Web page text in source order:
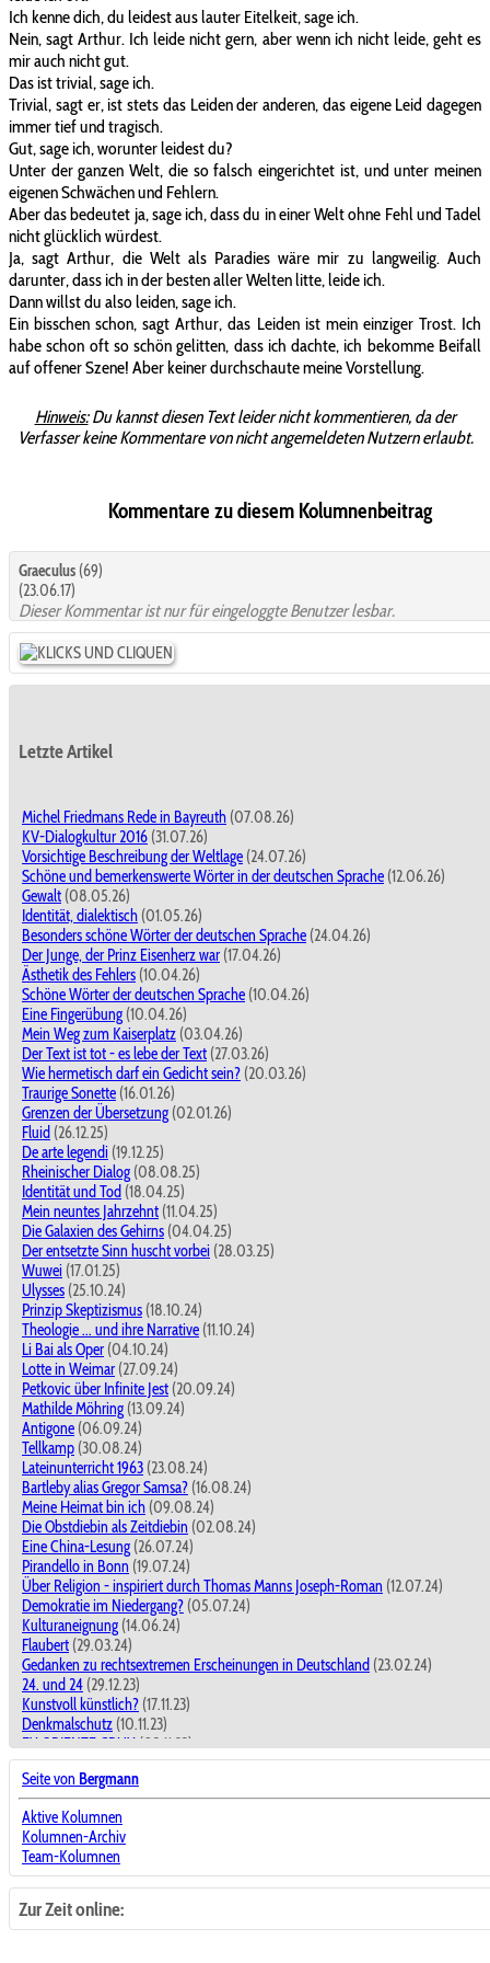
Ich kenne dich, du leidest aus lauter Eitelkeit, sage ich.
Nein, sagt Arthur. Ich leide nicht gern, aber wenn ich nicht leide, geht es
mir auch nicht gut.
Das ist trivial, sage ich.
Trivial, sagt er, ist stets das Leiden der anderen, das eigene Leid dagegen
immer tief und tragisch.
Gut, sage ich, worunter leidest du?
Unter der ganzen Welt, die so falsch eingerichtet ist, und unter meinen
eigenen Schwächen und Fehlern.
Aber das bedeutet ja, sage ich, dass du in einer Welt ohne Fehl und Tadel
nicht glücklich würdest.
Ja, sagt Arthur, die Welt als Paradies wäre mir zu langweilig. Auch
darunter, dass ich in der besten aller Welten litte, leide ich.
Dann willst du also leiden, sage ich.
Ein bisschen schon, sagt Arthur, das Leiden ist mein einziger Trost. Ich
habe schon oft so schön gelitten, dass ich dachte, ich bekomme Beifall
auf offener Szene! Aber keiner durchschaute meine Vorstellung.
Hinweis:Du kannst diesen Text leider nicht kommentieren, da der
Verfasser keine Kommentare von nicht angemeldeten Nutzern erlaubt.
Kommentare zu diesem Kolumnenbeitrag
Graeculus (69)
(23.06.17)
Dieser Kommentar ist nur für eingeloggte Benutzer lesbar.
Letzte Artikel
Michel Friedmans Rede in Bayreuth (07.08.26)
KV-Dialogkultur 2016 (31.07.26)
Vorsichtige Beschreibung der Weltlage (24.07.26)
Schöne und bemerkenswerte Wörter in der deutschen Sprache (12.06.26)
Gewalt (08.05.26)
Identität, dialektisch (01.05.26)
Besonders schöne Wörter der deutschen Sprache (24.04.26)
Der Junge, der Prinz Eisenherz war (17.04.26)
Ästhetik des Fehlers (10.04.26)
Schöne Wörter der deutschen Sprache (10.04.26)
Eine Fingerübung (10.04.26)
Mein Weg zum Kaiserplatz (03.04.26)
Der Text ist tot - es lebe der Text (27.03.26)
Wie hermetisch darf ein Gedicht sein? (20.03.26)
Traurige Sonette (16.01.26)
Grenzen der Übersetzung (02.01.26)
Fluid (26.12.25)
De arte legendi (19.12.25)
Rheinischer Dialog (08.08.25)
Identität und Tod (18.04.25)
Mein neuntes Jahrzehnt (11.04.25)
Die Galaxien des Gehirns (04.04.25)
Der entsetzte Sinn huscht vorbei (28.03.25)
Wuwei (17.01.25)
Ulysses (25.10.24)
Prinzip Skeptizismus (18.10.24)
Theologie ... und ihre Narrative (11.10.24)
Li Bai als Oper (04.10.24)
Lotte in Weimar (27.09.24)
Petkovic über Infinite Jest (20.09.24)
Mathilde Möhring (13.09.24)
Antigone (06.09.24)
Tellkamp (30.08.24)
Lateinunterricht 1963 (23.08.24)
Bartleby alias Gregor Samsa? (16.08.24)
Meine Heimat bin ich (09.08.24)
Die Obstdiebin als Zeitdiebin (02.08.24)
Eine China-Lesung (26.07.24)
Pirandello in Bonn (19.07.24)
Über Religion - inspiriert durch Thomas Manns Joseph-Roman (12.07.24)
Demokratie im Niedergang? (05.07.24)
Kulturaneignung (14.06.24)
Flaubert (29.03.24)
Gedanken zu rechtsextremen Erscheinungen in Deutschland (23.02.24)
24. und 24 (29.12.23)
Kunstvoll künstlich? (17.11.23)
Denkmalschutz (10.11.23)
EX ORIENTE CRUX(03.11.23)
SAID(18.08.23)
Frühe Kunstbegegnungen
ctd(12.05.23)
Das Reich der Mitte - die goldene Mitte?
Wondratscheks Selbstliebe
Die Moral in Zeiten des Moralismus
Literatur in Studium und Unterricht(18.11.22)
Fluid(11.11.22)
Gottesbilder(04.11.22)
Seite von Bergmann
Aktive Kolumnen
Kolumnen-Archiv
Team-Kolumnen
Zur Zeit online: